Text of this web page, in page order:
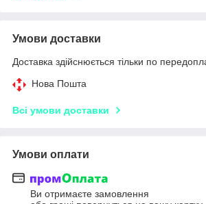
Умови доставки
Доставка здійснюється тільки по
Нова Пошта
Всі умови доставки
Умови оплати
Ви отримаєте замовлення